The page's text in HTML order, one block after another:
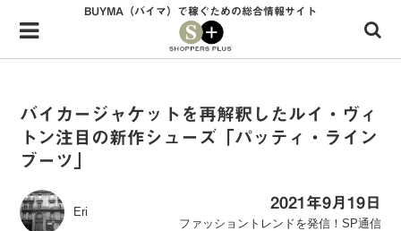
Menu
HOME
34歳独身OLバイマ実践記
ファッショントレンドを発信！SP通信
BUYMA（バイマ）で稼ぐための総合情報サイト
バイカージャケットを再解釈したルイ・ヴィ
トン注目の新作シューズ「パッティ・ライン
ブーツ」
Eri
2021年9月19日
ファッショントレンドを発信！SP通信